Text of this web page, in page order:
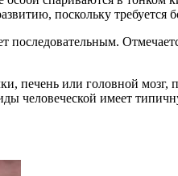
поскольку требуется
последовательным.
печень или головной мозг,
человеческой имеет